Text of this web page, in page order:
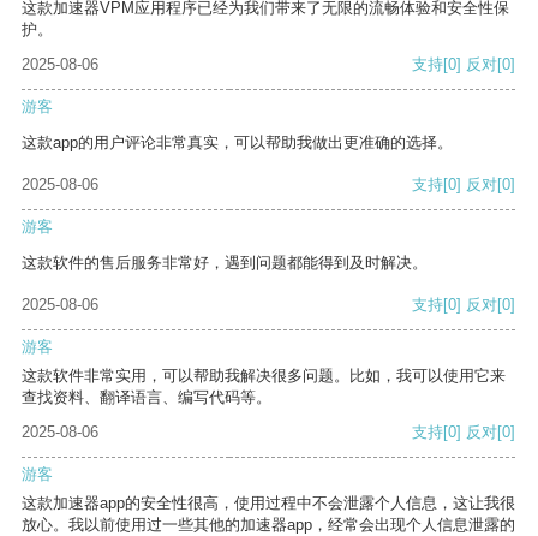
这款加速器VPM应用程序已经为我们带来了无限的流畅体验和安全性保
护。
2025-08-06
支持[0] 反对[0]
游客
这款app的用户评论非常真实，可以帮助我做出更准确的选择。
2025-08-06 支持[0] 反对[0]
游客
这款软件的售后服务非常好，遇到问题都能得到及时解决。
2025-08-06 支持[0] 反对[0]
游客
这款软件非常实用，可以帮助我解决很多问题。比如，我可以使用它来
查找资料、翻译语言、编写代码等。
2025-08-06
支持[0] 反对[0]
游客
这款加速器app的安全性很高，使用过程中不会泄露个人信息，这让我很
放心。我以前使用过一些其他的加速器app，经常会出现个人信息泄露的